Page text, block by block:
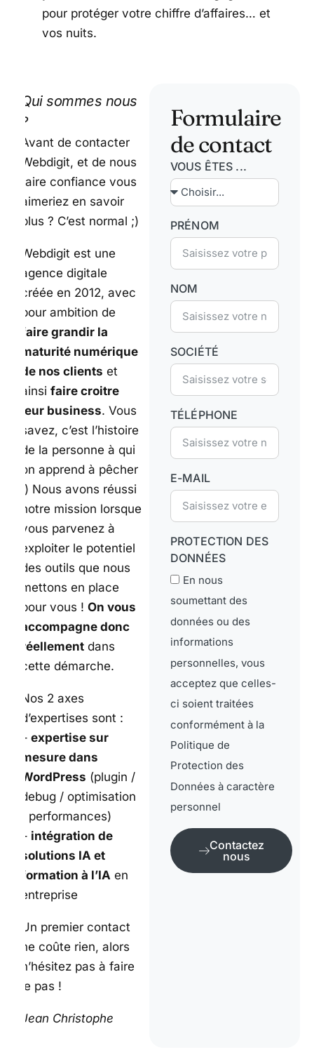
pour protéger votre chiffre d’affaires… et
vos nuits.
Qui sommes nous
?
Avant de contacter
Webdigit, et de nous
faire confiance vous
aimeriez en savoir
plus ? C’est normal ;)
Webdigit est une
agence digitale
créée en 2012, avec
pour ambition de
faire grandir la
maturité numérique
de nos clients et
ainsi faire croitre
leur business. Vous
savez, c’est l’histoire
de la personne à qui
on apprend à pêcher
;) Nous avons réussi
notre mission lorsque
vous parvenez à
exploiter le potentiel
des outils que nous
mettons en place
pour vous ! On vous
accompagne donc
réellement dans
cette démarche.
Nos 2 axes
d’expertises sont :
– expertise sur
mesure dans
WordPress (plugin /
debug / optimisation
/ performances)
– intégration de
solutions IA et
formation à l’IA en
entreprise
Un premier contact
ne coûte rien, alors
n’hésitez pas à faire
le pas !
Jean Christophe
Formulaire
de contact
VOUS ÊTES ...
PRÉNOM
NOM
SOCIÉTÉ
TÉLÉPHONE
E-MAIL
PROTECTION DES
DONNÉES
En nous
soumettant des
données ou des
informations
personnelles, vous
acceptez que celles-
ci soient traitées
conformément à la
Politique de
Protection des
Données à caractère
personnel
Contactez
nous